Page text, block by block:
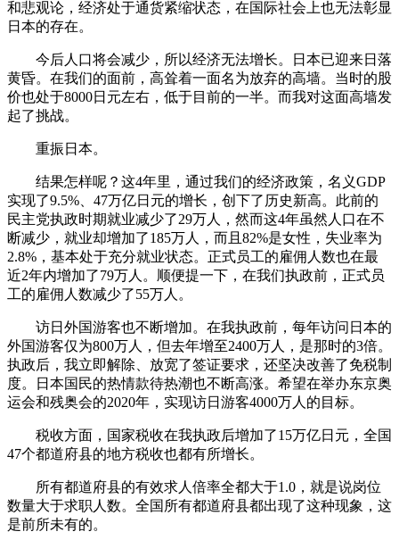
和悲观论，经济处于通货紧缩状态，在国际社会上也无法彰显
日本的存在。
今后人口将会减少，所以经济无法增长。日本已迎来日落
黄昏。在我们的面前，高耸着一面名为放弃的高墙。当时的股
价也处于8000日元左右，低于目前的一半。而我对这面高墙发
起了挑战。
重振日本。
结果怎样呢？这4年里，通过我们的经济政策，名义GDP
实现了9.5%、47万亿日元的增长，创下了历史新高。此前的
民主党执政时期就业减少了29万人，然而这4年虽然人口在不
断减少，就业却增加了185万人，而且82%是女性，失业率为
2.8%，基本处于充分就业状态。正式员工的雇佣人数也在最
近2年内增加了79万人。顺便提一下，在我们执政前，正式员
工的雇佣人数减少了55万人。
访日外国游客也不断增加。在我执政前，每年访问日本的
外国游客仅为800万人，但去年增至2400万人，是那时的3倍。
执政后，我立即解除、放宽了签证要求，还坚决改善了免税制
度。日本国民的热情款待热潮也不断高涨。希望在举办东京奥
运会和残奥会的2020年，实现访日游客4000万人的目标。
税收方面，国家税收在我执政后增加了15万亿日元，全国
47个都道府县的地方税收也都有所增长。
所有都道府县的有效求人倍率全都大于1.0，就是说岗位
数量大于求职人数。全国所有都道府县都出现了这种现象，这
是前所未有的。